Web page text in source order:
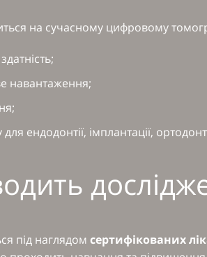
на сучасному цифровому
навантаження;
ендодонтії, імплантації,
під наглядом сертифікованих